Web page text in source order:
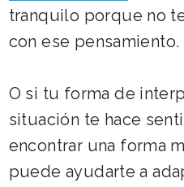
tranquilo porque no
con ese pensamiento.
O si tu forma de
situación te hace
encontrar una forma
puede ayudarte a